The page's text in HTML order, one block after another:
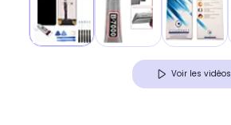
Voir les vidéos